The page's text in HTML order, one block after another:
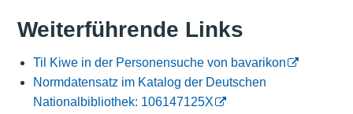
Weiterführende Links
Til Kiwe in der Personensuche von bavarikon
Normdatensatz im Katalog der Deutschen
Nationalbibliothek: 106147125X